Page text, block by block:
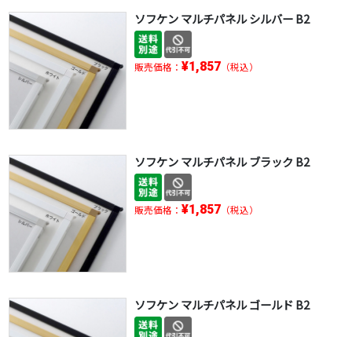
ソフケン マルチパネル シルバー B2
販売価格： ¥1,857（税込）
ソフケン マルチパネル ブラック B2
販売価格： ¥1,857（税込）
ソフケン マルチパネル ゴールド B2